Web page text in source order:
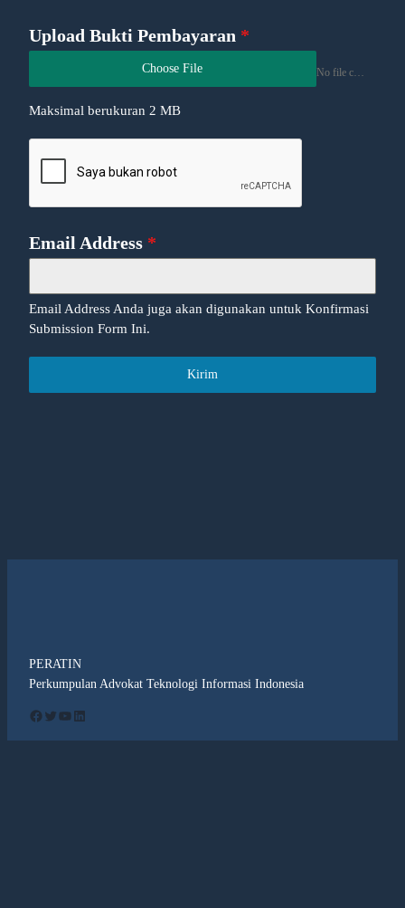
Upload Bukti Pembayaran *
Choose File No file chosen
Maksimal berukuran 2 MB
Email Address *
Email Address Anda juga akan digunakan untuk Konfirmasi
Submission Form Ini.
Kirim
PERATIN
Perkumpulan Advokat Teknologi Informasi Indonesia
Facebook Twitter YouTube LinkedIn